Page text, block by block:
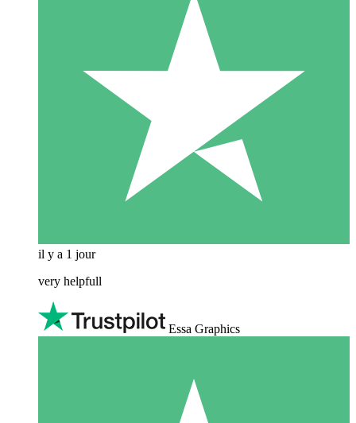
il y a 1 jour
very helpfull
Essa Graphics